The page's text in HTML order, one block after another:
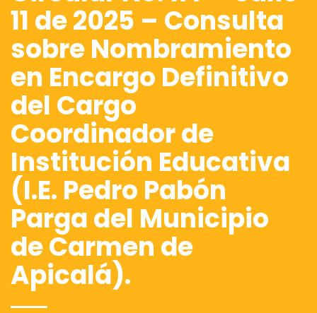
11 de 2025 – Consulta
sobre Nombramiento
en Encargo Definitivo
del Cargo
Coordinador de
Institución Educativa
(I.E. Pedro Pabón
Parga del Municipio
de Carmen de
Apicalá).